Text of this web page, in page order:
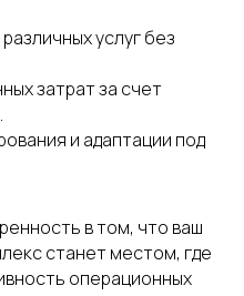
услуг без
затрат за счет
и адаптации под
в том, что ваш
станет местом, где
операционных